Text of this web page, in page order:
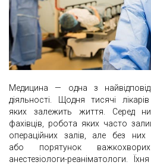
Медицина — одна з
діяльності. Щодня тисячі
яких залежить життя. Серед
фахівців, робота яких часто
операційних залів, але без
або порятунок
анестезіологи-реаніматологи.